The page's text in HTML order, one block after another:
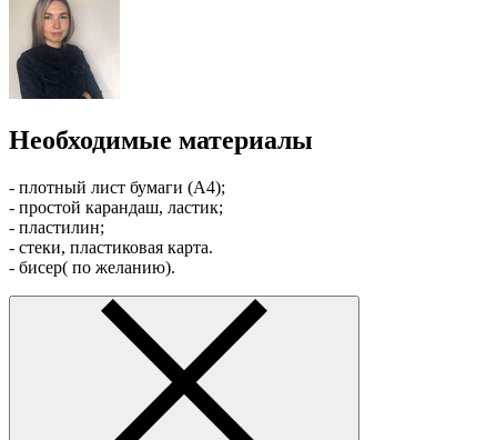
Необходимые материалы
- плотный лист бумаги (А4);
- простой карандаш, ластик;
- пластилин;
- стеки, пластиковая карта.
- бисер( по желанию).